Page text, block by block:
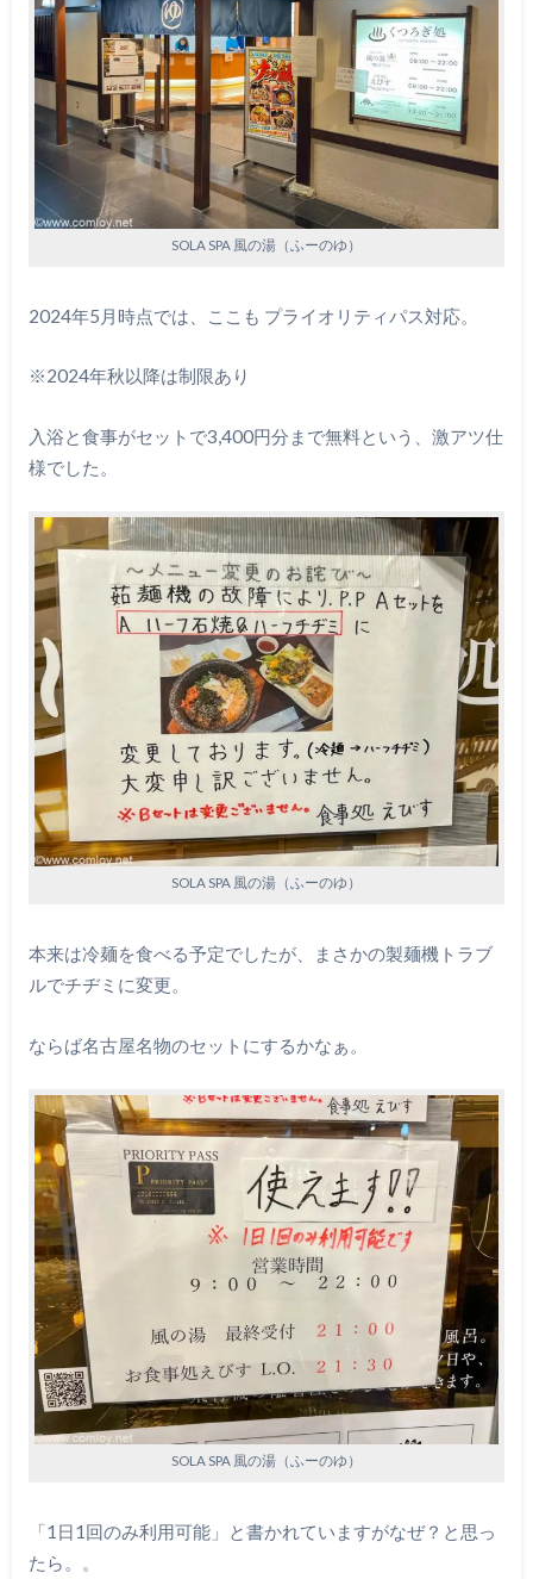
SOLA SPA 風の湯（ふーのゆ）
2024年5月時点では、ここも プライオリティパス対応。
※2024年秋以降は制限あり
入浴と食事がセットで3,400円分まで無料という、激アツ仕
様でした。
SOLA SPA 風の湯（ふーのゆ）
本来は冷麺を食べる予定でしたが、まさかの製麺機トラブ
ルでチヂミに変更。
ならば名古屋名物のセットにするかなぁ。
SOLA SPA 風の湯（ふーのゆ）
「1日1回のみ利用可能」と書かれていますがなぜ？と思っ
たら。。